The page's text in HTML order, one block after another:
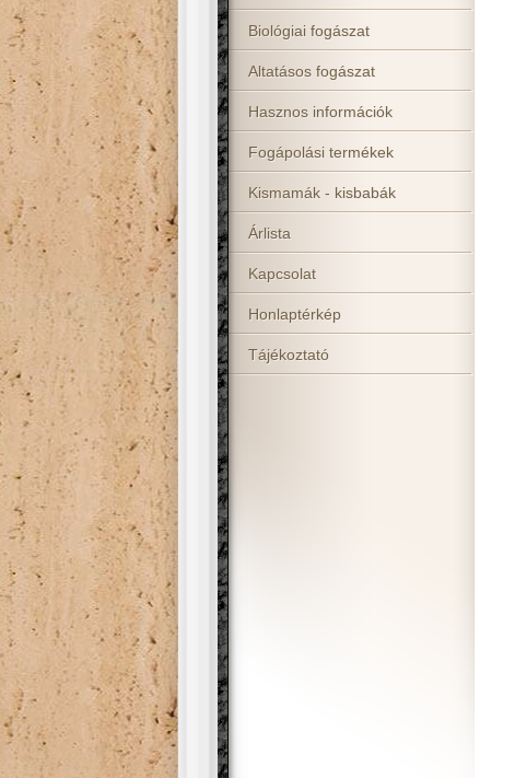
Biológiai fogászat
Altatásos fogászat
Hasznos információk
Fogápolási termékek
Kismamák - kisbabák
Árlista
Kapcsolat
Honlaptérkép
Tájékoztató